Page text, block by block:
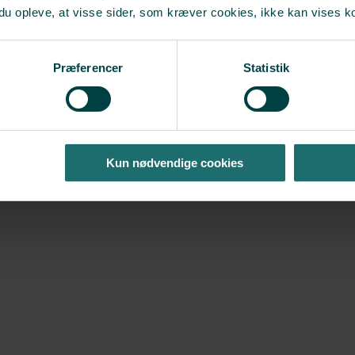
opleve, at visse sider, som kræver cookies, ikke kan vises
Præferencer Statistik
Kun nødvendige cookies
Reproduction, 2024
og plads til individuel behandling. Du skal have ro til at